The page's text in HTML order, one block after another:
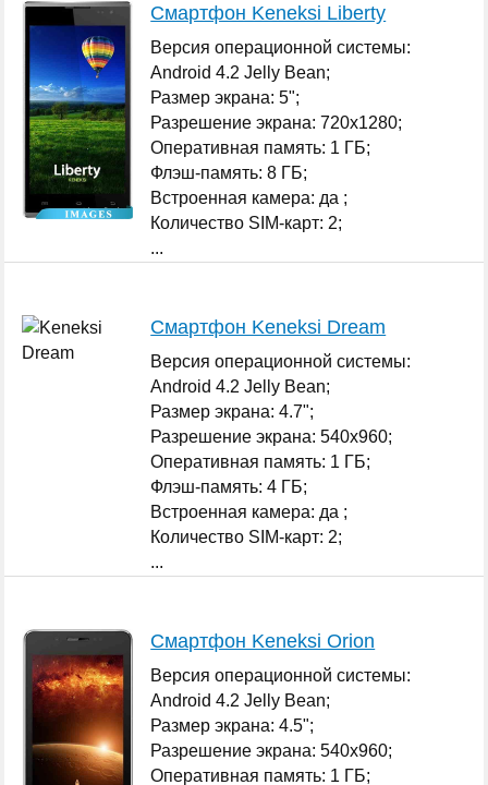
Смартфон Keneksi Liberty
Версия операционной системы:
Android 4.2 Jelly Bean;
Размер экрана: 5";
Разрешение экрана: 720x1280;
Оперативная память: 1 ГБ;
Флэш-память: 8 ГБ;
Встроенная камера: да ;
Количество SIM-карт: 2;
...
Смартфон Keneksi Dream
Версия операционной системы:
Android 4.2 Jelly Bean;
Размер экрана: 4.7";
Разрешение экрана: 540x960;
Оперативная память: 1 ГБ;
Флэш-память: 4 ГБ;
Встроенная камера: да ;
Количество SIM-карт: 2;
...
Смартфон Keneksi Orion
Версия операционной системы:
Android 4.2 Jelly Bean;
Размер экрана: 4.5";
Разрешение экрана: 540x960;
Оперативная память: 1 ГБ;